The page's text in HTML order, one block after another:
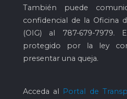
También puede
confidencial de la Oficina
(OIG) al 787-679-7979.
protegido por la ley
presentar una queja.
Acceda al Portal de